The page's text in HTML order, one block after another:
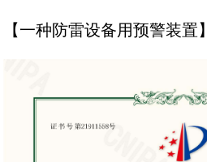
【一种防雷设备用预警装置】